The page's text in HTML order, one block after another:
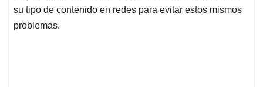
su tipo de contenido en redes para evitar estos mismos
problemas.